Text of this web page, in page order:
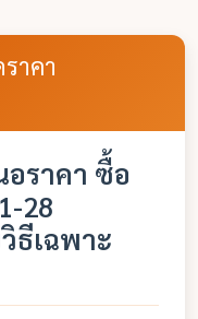
าคา
ราคา ซื้อ
28
ธีเฉพาะ